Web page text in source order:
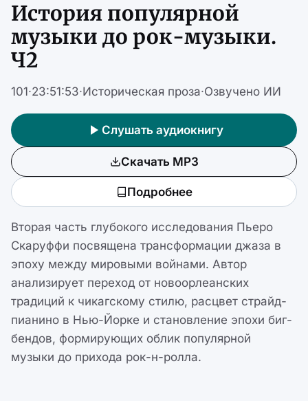
История популярной
музыки до рок-музыки.
Ч2
101·23:51:53·Историческая проза·Озвучено ИИ
Слушать аудиокнигу
Скачать MP3
Подробнее
Вторая часть глубокого исследования Пьеро
Скаруффи посвящена трансформации джаза в
эпоху между мировыми войнами. Автор
анализирует переход от новоорлеанских
традиций к чикагскому стилю, расцвет страйд-
пианино в Нью-Йорке и становление эпохи биг-
бендов, формирующих облик популярной
музыки до прихода рок-н-ролла.